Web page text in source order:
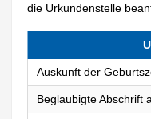
die Urkundenstelle
Auskunft der
Beglaubigte Abschrift